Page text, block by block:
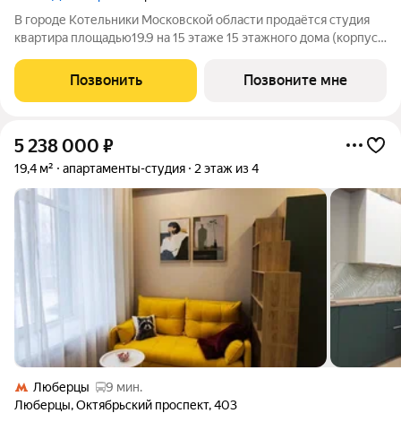
В городе Котельники Московской области продаётся студия
квартира площадью19.9 на 15 этаже 15 этажного дома (корпус
расположение 7 минут на автомобиле до станции метро
«Котельники» и 15 минут до
Позвонить Позвоните мне
5 238 000 ₽
19,4 м² апартаменты-студия 2 этаж из 4
Люберцы
9 мин.
Люберцы,Октябрьский проспект,403